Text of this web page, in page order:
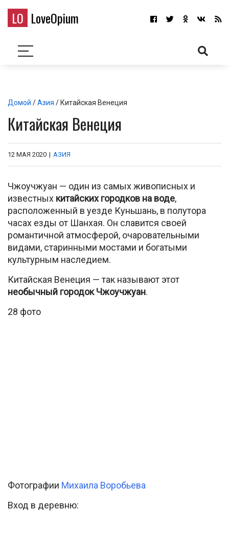
LO LoveOpium
Домой /Азия / Китайская Венеция
Китайская Венеция
12 МАЯ 2020 | АЗИЯ
Чжоучжуан — один из самых живописных и
известных китайских городков на воде,
расположенный в уезде Куньшань, в полутора
часах езды от Шанхая. Он славится своей
романтичной атмосферой, очаровательными
видами, старинными мостами и богатыми
культурным наследием.
Китайская Венеция — так называют этот
необычный городок Чжоучжуан.
28 фото
Фотографии Михаила Воробьева
Вход в деревню: